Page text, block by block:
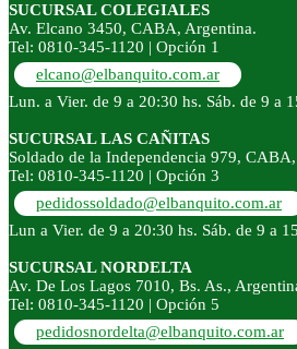
SUCURSAL COLEGIALES
Av. Elcano 3450, CABA, Argentina.
Tel: 0810-345-1120 | Opción 1
elcano@elbanquito.com.ar
Lun. a Vier. de 9 a 20:30 hs. Sáb. de 9 a
SUCURSAL LAS CAÑITAS
Soldado de la Independencia 979,
Tel: 0810-345-1120 | Opción 3
pedidossoldado@elbanquito.com.ar
Lun a Vier. de 9 a 20:30 hs. Sáb. de 9 a
SUCURSAL NORDELTA
Av. De Los Lagos 7010, Bs. As.,
Tel: 0810-345-1120 | Opción 5
pedidosnordelta@elbanquito.com.ar